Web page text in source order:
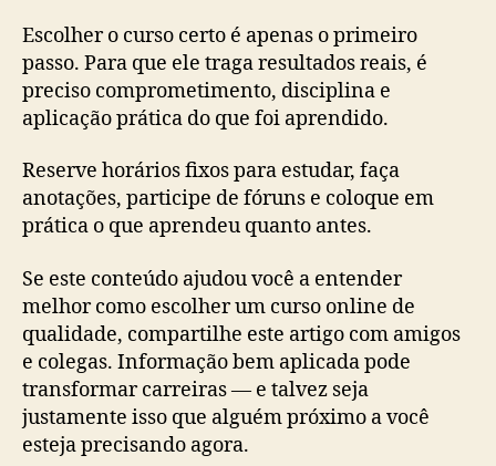
Escolher o curso certo é apenas o primeiro
passo. Para que ele traga resultados reais, é
preciso comprometimento, disciplina e
aplicação prática do que foi aprendido.
Reserve horários fixos para estudar, faça
anotações, participe de fóruns e coloque em
prática o que aprendeu quanto antes.
Se este conteúdo ajudou você a entender
melhor como escolher um curso online de
qualidade, compartilhe este artigo com amigos
e colegas. Informação bem aplicada pode
transformar carreiras — e talvez seja
justamente isso que alguém próximo a você
esteja precisando agora.